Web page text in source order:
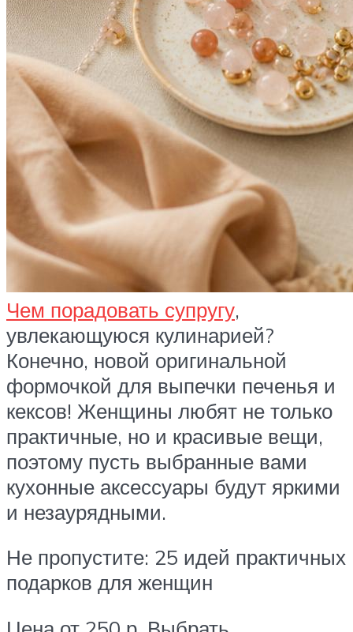
Чем порадовать супругу,
увлекающуюся кулинарией?
Конечно, новой оригинальной
формочкой для выпечки печенья и
кексов! Женщины любят не только
практичные, но и красивые вещи,
поэтому пусть выбранные вами
кухонные аксессуары будут яркими
и незаурядными.
Не пропустите: 25 идей практичных
подарков для женщин